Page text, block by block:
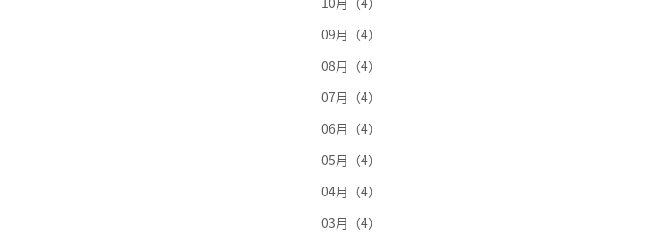
09月（4）
08月（4）
07月（4）
06月（4）
05月（4）
04月（4）
03月（4）